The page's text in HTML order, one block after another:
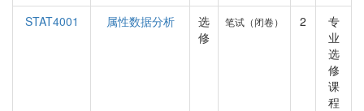
STAT4001
属性数据分析
选
修
笔试（闭卷） 2
专
业
选
修
课
程